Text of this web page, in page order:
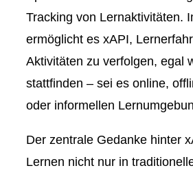
Tracking von Lernaktivitäten.
ermöglicht es xAPI,
Aktivitäten zu verfolgen, egal
stattfinden – sei es online,
oder informellen
Der zentrale Gedanke hinter
Lernen nicht nur in